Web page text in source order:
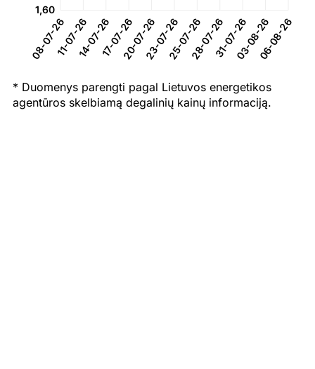
1,60
08-07-2611-07-2614-07-2617-07-2620-07-2623-07-2625-07-2628-07-2631-07-2603-08-2606-08-26
* Duomenys parengti pagal Lietuvos energetikos
agentūros skelbiamą degalinių kainų informaciją.